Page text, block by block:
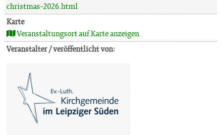
christmas-2026.html
Karte
Veranstaltungsort auf Karte anzeigen
Veranstalter / veröffentlicht von: